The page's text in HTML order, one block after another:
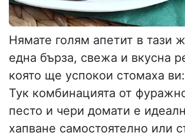
Нямате голям апетит в тази
една бърза, свежа и вкусна
която ще успокои стомаха
Тук комбинацията от
песто и чери домати е
хапване самостоятелно или